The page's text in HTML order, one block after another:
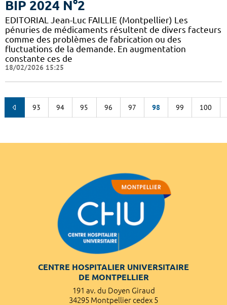
BIP 2024 N°2
EDITORIAL Jean-Luc FAILLIE (Montpellier) Les
pénuries de médicaments résultent de divers facteurs
comme des problèmes de fabrication ou des
fluctuations de la demande. En augmentation
constante ces de
18/02/2026 15:25
93 94 95 96 97 98 99 100
CENTRE HOSPITALIER UNIVERSITAIRE
DE MONTPELLIER
191 av. du Doyen Giraud
34295 Montpellier cedex 5